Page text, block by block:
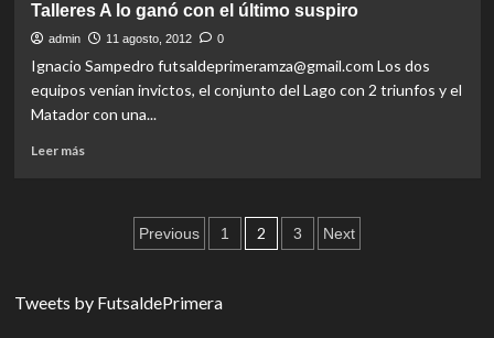
A
ya
tiene
Talleres A lo ganó con el último suspiro
admin 11 agosto, 2012 0
Ignacio Sampedro futsaldeprimeramza@gmail.com Los dos
equipos venían invictos, el conjunto del Lago con 2 triunfos y el
Matador con una...
Leer másRead
con
el
Paginación
entradas
Previous 1 2 3 Next
Tweets by FutsaldePrimera